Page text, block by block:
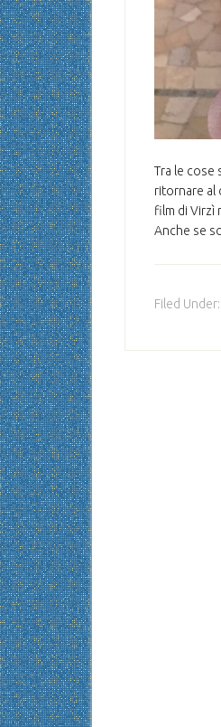
Tra le cose
ritornare al
film di Virzì
Anche se
Filed Under: